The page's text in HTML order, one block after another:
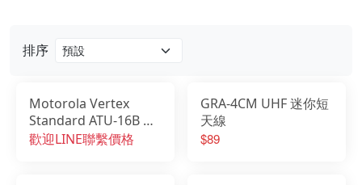
排序
Motorola Vertex
Standard ATU-16B 無
線電天線
歡迎LINE聯繫價格
GRA-4CM UHF 迷你短
天線
$89